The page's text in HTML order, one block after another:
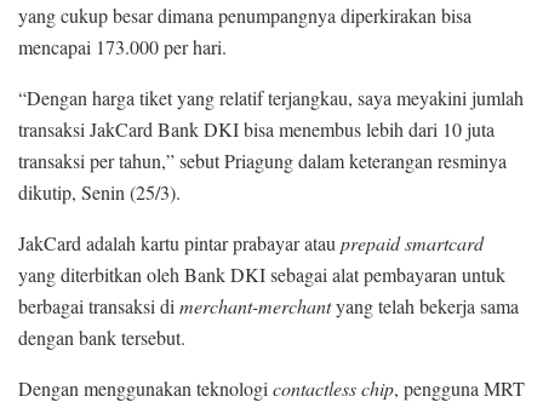
yang cukup besar dimana penumpangnya diperkirakan bisa
mencapai 173.000 per hari.
“Dengan harga tiket yang relatif terjangkau, saya meyakini jumlah
transaksi JakCard Bank DKI bisa menembus lebih dari 10 juta
transaksi per tahun,” sebut Priagung dalam keterangan resminya
dikutip, Senin (25/3).
JakCard adalah kartu pintar prabayar atau prepaid smartcard
yang diterbitkan oleh Bank DKI sebagai alat pembayaran untuk
berbagai transaksi di merchant-merchantyang telah bekerja sama
dengan bank tersebut.
Dengan menggunakan teknologi contactless chip, pengguna MRT